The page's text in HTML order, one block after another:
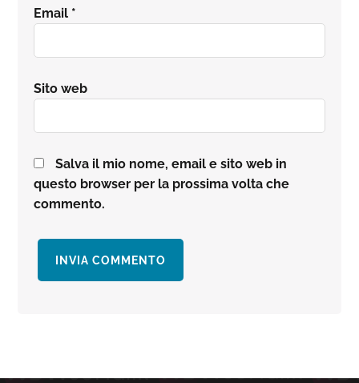
Email *
Sito web
Salva il mio nome, email e sito web in
questo browser per la prossima volta che
commento.